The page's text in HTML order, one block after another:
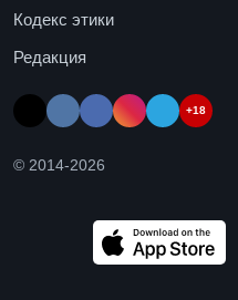
Кодекс этики
Редакция
+18
© 2014-2026